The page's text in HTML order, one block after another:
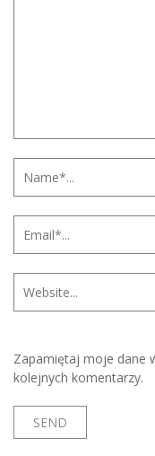
Zapamiętaj moje dane
kolejnych komentarzy.